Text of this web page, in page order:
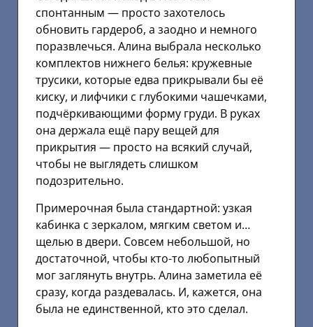
спонтанным — просто захотелось
обновить гардероб, а заодно и немного
поразвлечься. Алина выбрала несколько
комплектов нижнего белья: кружевные
трусики, которые едва прикрывали бы её
киску, и лифчики с глубокими чашечками,
подчёркивающими форму груди. В руках
она держала ещё пару вещей для
прикрытия — просто на всякий случай,
чтобы не выглядеть слишком
подозрительно.
Примерочная была стандартной: узкая
кабинка с зеркалом, мягким светом и…
щелью в двери. Совсем небольшой, но
достаточной, чтобы кто-то любопытный
мог заглянуть внутрь. Алина заметила её
сразу, когда раздевалась. И, кажется, она
была не единственной, кто это сделал.